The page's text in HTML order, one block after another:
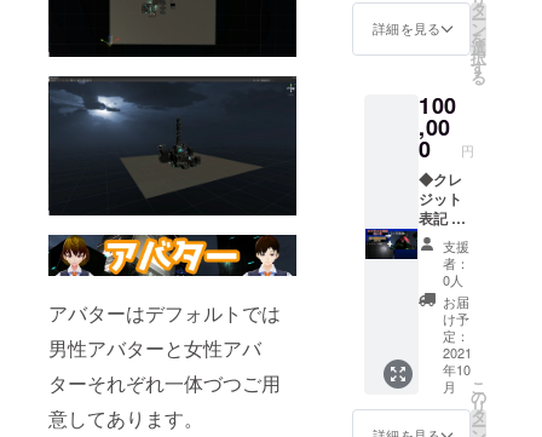
アバターはデフォルトでは
男性アバターと女性アバ
ターそれぞれ一体づつご用
意してあります。
※詳しい
サイズ
文のリ
ターン
欄をご
さい。
※こちら
のリ
ターン
は送料
込みの
お値段
です。
使って
プリム
スをお
いただ
けま
す。 ※
限定ア
バター
の受け
取り方
法につ
いては
正式リ
リース
が配信
される1
週間前
に受け
取り方
法を記
載した
して欲
しいお
名前を
に記入
してく
ださ
い。 ◆
スマホ
壁紙
デー
タ：世
界観3種
類セッ
ト ：
キャラ
クター3
種セッ
ト ◆オ
ンライ
ン利用
券12か
詳細を見る
タ
ー
ン
を
選
択
す
る
100
,00
0 円
◆クレ
ジット
表記 会
場の石
碑にお
名前を
刻みま
す。 ※
記載し
て欲し
いお名
前を備
考欄に
記入し
支援
者：
0人
お届
け予
定：
2021
年10
月
こ
の
リ
タ
ー